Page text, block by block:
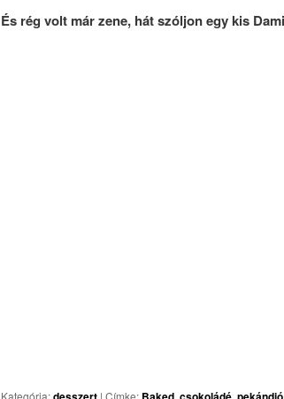
És rég volt már zene, hát szóljon egy kis